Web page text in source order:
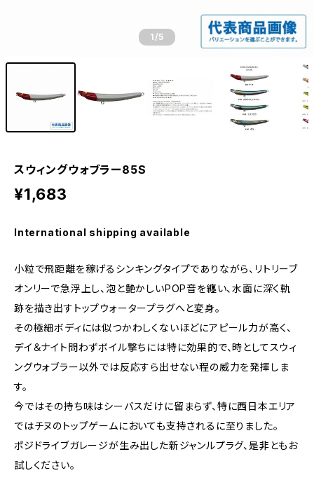
1/5
スウィングウォブラー85S
¥1,683
International shipping available
小粒で飛距離を稼げるシンキングタイプでありながら、リトリーブ
オンリーで急浮上し、泡と艶かしいPOP音を纏い、水面に深く軌
跡を描き出すトップウォータープラグへと変身。
その極細ボディには似つかわしくないほどにアピール力が高く、
デイ＆ナイト問わずボイル撃ちには特に効果的で、時としてスウィ
ングウォブラー以外では反応すら出せない程の威力を発揮しま
す。
今ではその持ち味はシーバスだけに留まらず、特に西日本エリア
ではチヌのトップゲームにおいても支持されるに至りました。
ポジドライブガレージが生み出した新ジャンルプラグ、是非ともお
試しください。